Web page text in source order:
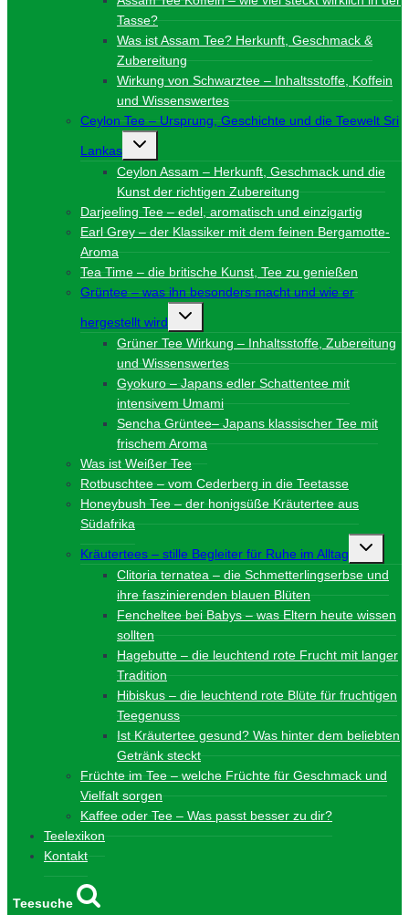
Tasse?
Was ist Assam Tee? Herkunft, Geschmack &
Zubereitung
Wirkung von Schwarztee – Inhaltsstoffe, Koffein
und Wissenswertes
Ceylon Tee – Ursprung, Geschichte und die Teewelt Sri
Lankas
Untermenü
umschalten
Ceylon Assam – Herkunft, Geschmack und die
Kunst der richtigen Zubereitung
Darjeeling Tee – edel, aromatisch und einzigartig
Earl Grey – der Klassiker mit dem feinen Bergamotte-
Aroma
Tea Time – die britische Kunst, Tee zu genießen
Grüntee – was ihn besonders macht und wie er
hergestellt wird
Untermenü
umschalten
Grüner Tee Wirkung – Inhaltsstoffe, Zubereitung
und Wissenswertes
Gyokuro – Japans edler Schattentee mit
intensivem Umami
Sencha Grüntee– Japans klassischer Tee mit
frischem Aroma
Was ist Weißer Tee
Rotbuschtee – vom Cederberg in die Teetasse
Honeybush Tee – der honigsüße Kräutertee aus
Südafrika
Kräutertees – stille Begleiter für Ruhe im Alltag
Clitoria ternatea – die Schmetterlingserbse und
ihre faszinierenden blauen Blüten
Fencheltee bei Babys – was Eltern heute wissen
sollten
Hagebutte – die leuchtend rote Frucht mit langer
Tradition
Hibiskus – die leuchtend rote Blüte für fruchtigen
Teegenuss
Ist Kräutertee gesund? Was hinter dem beliebten
Getränk steckt
Früchte im Tee – welche Früchte für Geschmack und
Vielfalt sorgen
Kaffee oder Tee – Was passt besser zu dir?
Teelexikon
Kontakt
Teesuche